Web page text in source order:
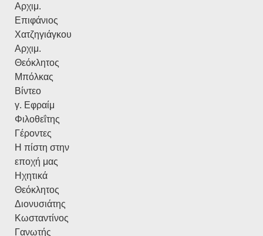
Αρχιμ.
Επιφάνιος
Χατζηγιάγκου
Αρχιμ.
Θεόκλητος
Μπόλκας
Βίντεο
γ. Εφραίμ
Φιλοθεΐτης
Γέροντες
Η πίστη στην
εποχή μας
Ηχητικά
Θεόκλητος
Διονυσιάτης
Κωσταντίνος
Γανωτής